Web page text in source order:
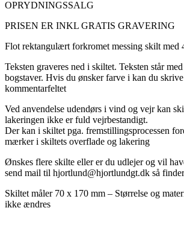
OPRYDNINGSSALG
PRISEN ER INKL GRATIS GRAVERING
Flot rektangulært forkromet messing skilt med
Teksten graveres ned i skiltet. Teksten står
bogstaver. Hvis du ønsker farve i kan du
kommentarfeltet
Ved anvendelse udendørs i vind og vejr kan
lakeringen ikke er fuld vejrbestandigt.
Der kan i skiltet pga. fremstillingsprocessen
mærker i skiltets overflade og lakering
Ønskes flere skilte eller er du udlejer og vil
send mail til hjortlund@hjortlundgt.dk så
Skiltet måler 70 x 170 mm – Størrelse og
ikke ændres